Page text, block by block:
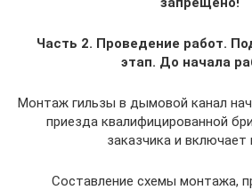
Часть 2. Проведение работ.
этап. До начала
Монтаж гильзы в дымовой канал
приезда квалифицированной
заказчика и включает
Составление схемы монтажа,